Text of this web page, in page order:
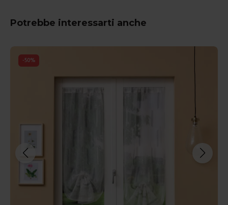
Potrebbe interessarti anche
-50%